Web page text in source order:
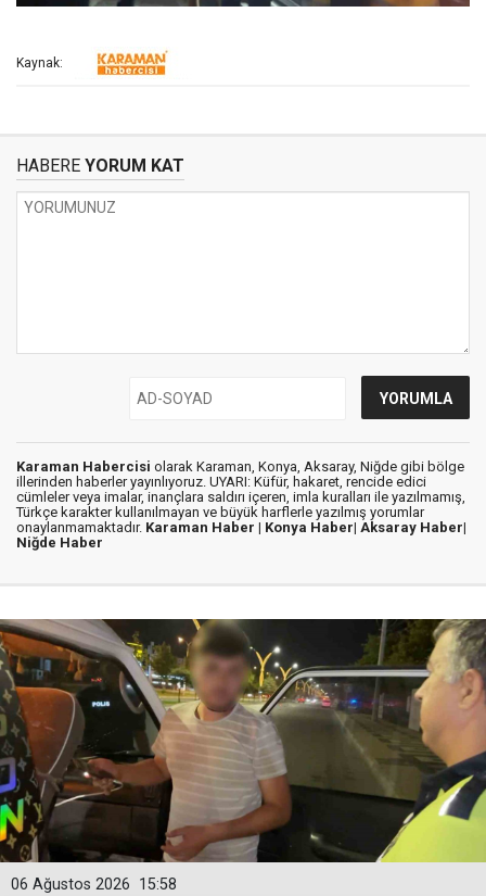
Kaynak:
HABERE YORUM KAT
Karaman Habercisi olarak Karaman, Konya, Aksaray, Niğde gibi bölge
illerinden haberler yayınlıyoruz. UYARI: Küfür, hakaret, rencide edici
cümleler veya imalar, inançlara saldırı içeren, imla kuralları ile yazılmamış,
Türkçe karakter kullanılmayan ve büyük harflerle yazılmış yorumlar
onaylanmamaktadır. Karaman Haber | Konya Haber| Aksaray Haber|
Niğde Haber
15:58
06 Ağustos 2026